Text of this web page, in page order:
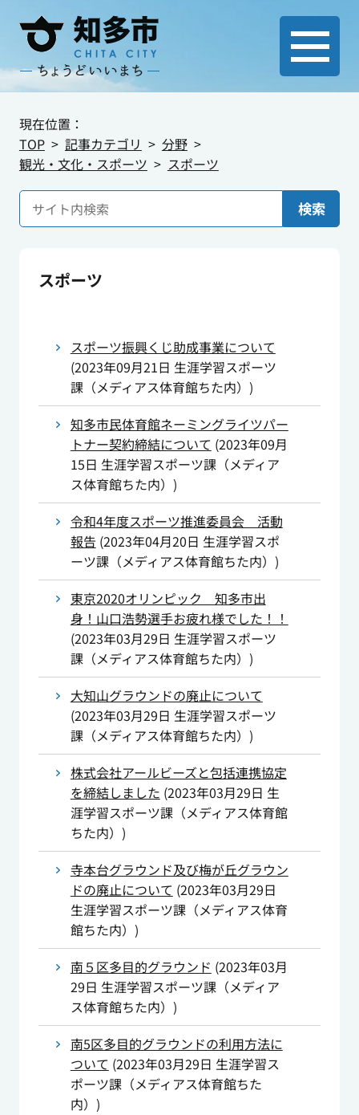
現在位置：
TOP
記事カテゴリ
分野
観光・文化・スポーツ
スポーツ
検索
スポーツ
スポーツ振興くじ助成事業について
(2023年09月21日 生涯学習スポーツ
課（メディアス体育館ちた内） )
知多市民体育館ネーミングライツパー
トナー契約締結について (2023年09月
15日 生涯学習スポーツ課（メディア
ス体育館ちた内） )
令和4年度スポーツ推進委員会 活動
報告 (2023年04月20日 生涯学習スポ
ーツ課（メディアス体育館ちた内） )
東京2020オリンピック 知多市出
身！山口浩勢選手お疲れ様でした！！
(2023年03月29日 生涯学習スポーツ
課（メディアス体育館ちた内） )
大知山グラウンドの廃止について
(2023年03月29日 生涯学習スポーツ
課（メディアス体育館ちた内） )
株式会社アールビーズと包括連携協定
を締結しました (2023年03月29日 生
涯学習スポーツ課（メディアス体育館
ちた内） )
寺本台グラウンド及び梅が丘グラウン
ドの廃止について (2023年03月29日
生涯学習スポーツ課（メディアス体育
館ちた内） )
南５区多目的グラウンド (2023年03月
29日 生涯学習スポーツ課（メディア
ス体育館ちた内） )
南5区多目的グラウンドの利用方法に
ついて (2023年03月29日 生涯学習ス
ポーツ課（メディアス体育館ちた
内） )